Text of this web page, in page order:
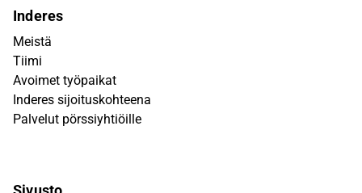
Inderes
Meistä
Tiimi
Avoimet työpaikat
Inderes sijoituskohteena
Palvelut pörssiyhtiöille